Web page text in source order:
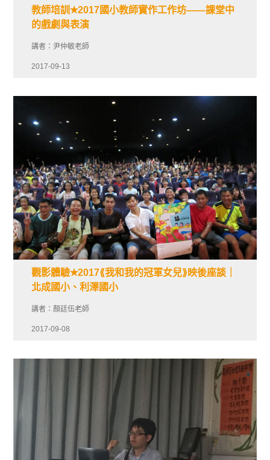
教師培訓✭2017國小教師實作工作坊——課堂中
的戲劇與表演
講者：尹仲敏老師
2017-09-13
觀影體驗✭2017⟪我和我的冠軍女兒⟫映後座談｜
北成國小、利澤國小
講者：顏廷伍老師
2017-09-08